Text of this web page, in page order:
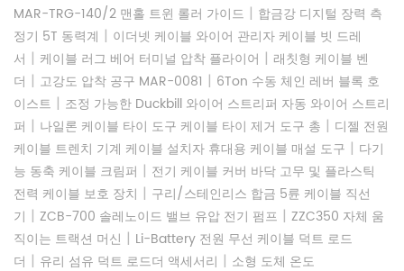
MAR-TRG-140/2 맨홀 트윈 롤러 가이드 | 합금강 디지털 장력 측
정기 5T 동력계 | 이더넷 케이블 와이어 관리자 케이블 빗 드레
서 | 케이블 러그 베어 터미널 압착 플라이어 | 래칫형 케이블 벤
더 | 고강도 압착 공구 MAR-0081 | 6Ton 수동 체인 레버 블록 호
이스트 | 조정 가능한 Duckbill 와이어 스트리퍼 자동 와이어 스트리
퍼 | 나일론 케이블 타이 도구 케이블 타이 제거 도구 총 | 디젤 전원
케이블 트렌치 기계 케이블 설치자 휴대용 케이블 매설 도구 | 다기
능 동축 케이블 크림퍼 | 전기 케이블 커버 바닥 고무 및 플라스틱
전력 케이블 보호 장치 | 구리/스테인리스 합금 5륜 케이블 직선
기 | ZCB-700 솔레노이드 밸브 유압 전기 펌프 | ZZC350 자체 움
직이는 트랙션 머신 | Li-Battery 전원 무선 케이블 덕트 로드
더 | 유리 섬유 덕트 로드더 액세서리 | 소형 도체 온도